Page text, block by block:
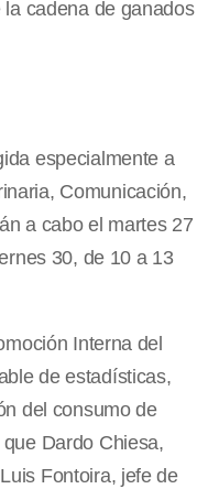
cadena de ganados
especialmente a
Comunicación,
a cabo el martes 27
30, de 10 a 13
Interna del
de estadísticas,
del consumo de
Dardo Chiesa,
Fontoira, jefe de